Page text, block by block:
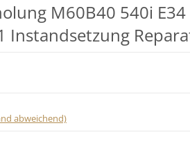
M60B40 540i E34
Instandsetzung
abweichend)